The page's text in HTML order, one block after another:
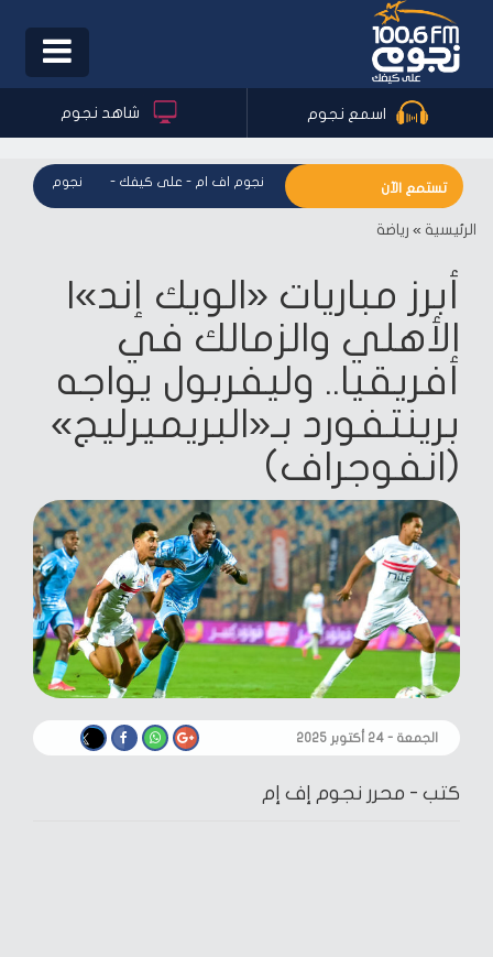
Toggle
اسمع نجوم شاهد نجوم
تستمع الآن -نجوم اف ام - على كيفك نجوم اف ام -
الرئيسية » رياضة
أبرز مباريات «الويك إند»|
الأهلي والزمالك في
أفريقيا.. وليفربول يواجه
برينتفورد بـ«البريميرليج»
(انفوجراف)
الجمعة - ٢٤ أكتوبر ٢٠٢٥
كتب - محرر نجوم إف إم